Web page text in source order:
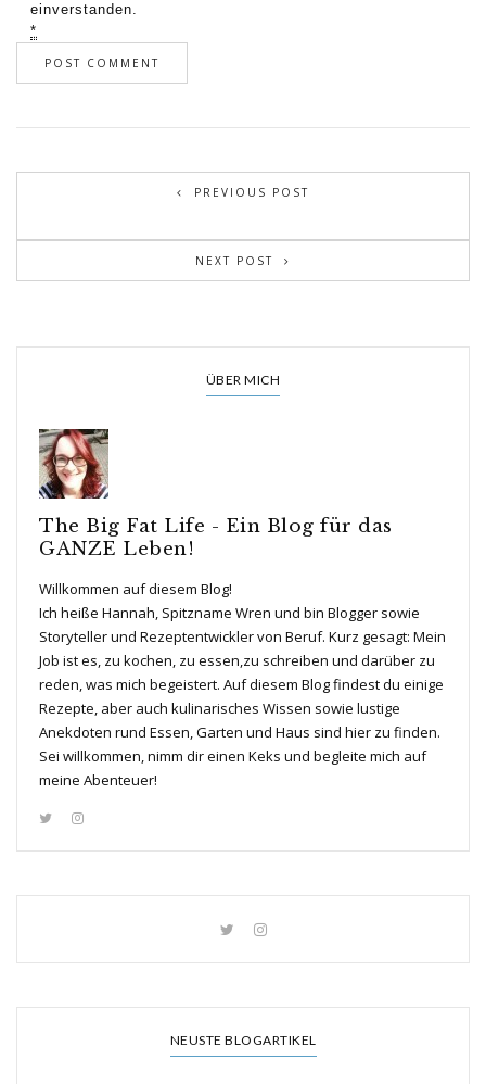
einverstanden.
*
PREVIOUS POST
NEXT POST
ÜBER MICH
The Big Fat Life - Ein Blog für das
GANZE Leben!
Willkommen auf diesem Blog!
Ich heiße Hannah, Spitzname Wren und bin Blogger sowie
Storyteller und Rezeptentwickler von Beruf. Kurz gesagt: Mein
Job ist es, zu kochen, zu essen,zu schreiben und darüber zu
reden, was mich begeistert. Auf diesem Blog findest du einige
Rezepte, aber auch kulinarisches Wissen sowie lustige
Anekdoten rund Essen, Garten und Haus sind hier zu finden.
Sei willkommen, nimm dir einen Keks und begleite mich auf
meine Abenteuer!
NEUSTE BLOGARTIKEL